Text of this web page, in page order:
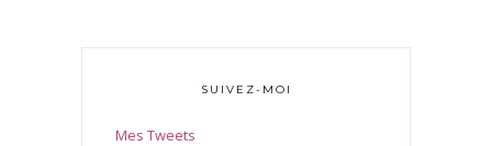
SUIVEZ-MOI
Mes Tweets